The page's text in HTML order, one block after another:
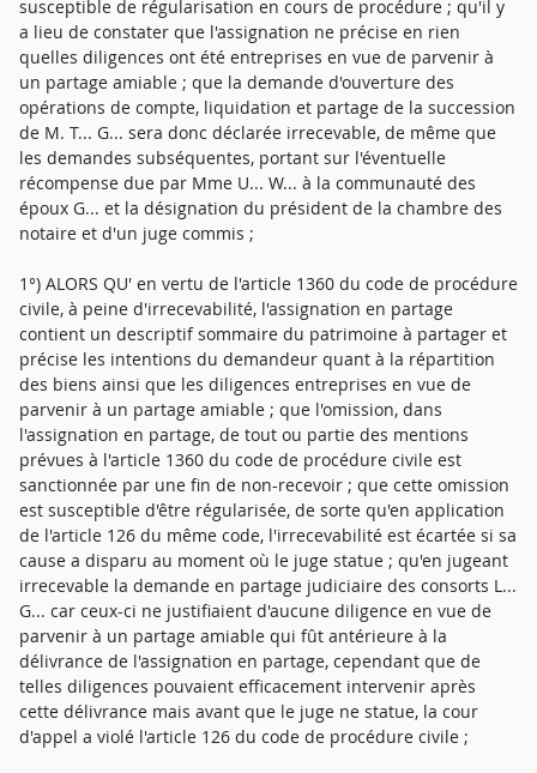
susceptible de régularisation en cours de procédure ; qu'il y
a lieu de constater que l'assignation ne précise en rien
quelles diligences ont été entreprises en vue de parvenir à
un partage amiable ; que la demande d'ouverture des
opérations de compte, liquidation et partage de la succession
de M. T... G... sera donc déclarée irrecevable, de même que
les demandes subséquentes, portant sur l'éventuelle
récompense due par Mme U... W... à la communauté des
époux G... et la désignation du président de la chambre des
notaire et d'un juge commis ;
1°) ALORS QU' en vertu de l'article 1360 du code de procédure
civile, à peine d'irrecevabilité, l'assignation en partage
contient un descriptif sommaire du patrimoine à partager et
précise les intentions du demandeur quant à la répartition
des biens ainsi que les diligences entreprises en vue de
parvenir à un partage amiable ; que l'omission, dans
l'assignation en partage, de tout ou partie des mentions
prévues à l'article 1360 du code de procédure civile est
sanctionnée par une fin de non-recevoir ; que cette omission
est susceptible d'être régularisée, de sorte qu'en application
de l'article 126 du même code, l'irrecevabilité est écartée si sa
cause a disparu au moment où le juge statue ; qu'en jugeant
irrecevable la demande en partage judiciaire des consorts L...
G... car ceux-ci ne justifiaient d'aucune diligence en vue de
parvenir à un partage amiable qui fût antérieure à la
délivrance de l'assignation en partage, cependant que de
telles diligences pouvaient efficacement intervenir après
cette délivrance mais avant que le juge ne statue, la cour
d'appel a violé l'article 126 du code de procédure civile ;